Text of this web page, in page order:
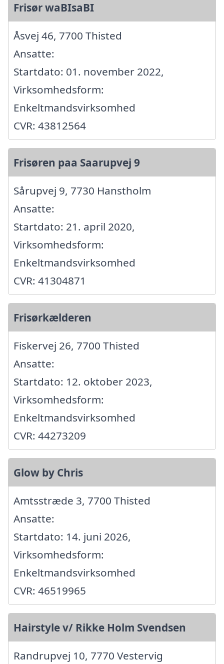
Frisør waBIsaBI
Åsvej 46, 7700 Thisted
Ansatte:
Startdato: 01. november 2022,
Virksomhedsform:
Enkeltmandsvirksomhed
CVR: 43812564
Frisøren paa Saarupvej 9
Sårupvej 9, 7730 Hanstholm
Ansatte:
Startdato: 21. april 2020,
Virksomhedsform:
Enkeltmandsvirksomhed
CVR: 41304871
Frisørkælderen
Fiskervej 26, 7700 Thisted
Ansatte:
Startdato: 12. oktober 2023,
Virksomhedsform:
Enkeltmandsvirksomhed
CVR: 44273209
Glow by Chris
Amtsstræde 3, 7700 Thisted
Ansatte:
Startdato: 14. juni 2026,
Virksomhedsform:
Enkeltmandsvirksomhed
CVR: 46519965
Hairstyle v/ Rikke Holm Svendsen
Randrupvej 10, 7770 Vestervig